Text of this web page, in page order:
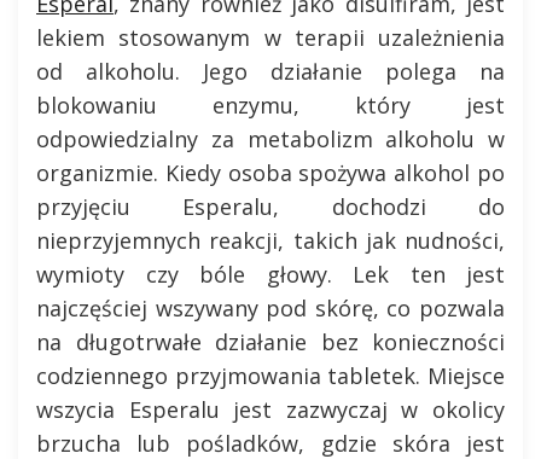
lekiem stosowanym w terapii uzależnienia
od alkoholu. Jego działanie polega na
blokowaniu enzymu, który jest
odpowiedzialny za metabolizm alkoholu w
organizmie. Kiedy osoba spożywa alkohol po
przyjęciu Esperalu, dochodzi do
nieprzyjemnych reakcji, takich jak nudności,
wymioty czy bóle głowy. Lek ten jest
najczęściej wszywany pod skórę, co pozwala
na długotrwałe działanie bez konieczności
codziennego przyjmowania tabletek. Miejsce
wszycia Esperalu jest zazwyczaj w okolicy
brzucha lub pośladków, gdzie skóra jest